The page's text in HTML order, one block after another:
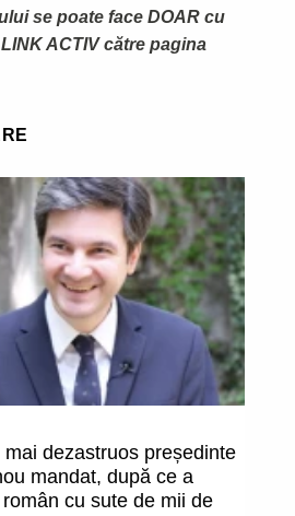
se poate face DOAR cu
ACTIV către pagina
dezastruos președinte
mandat, după ce a
cu sute de mii de